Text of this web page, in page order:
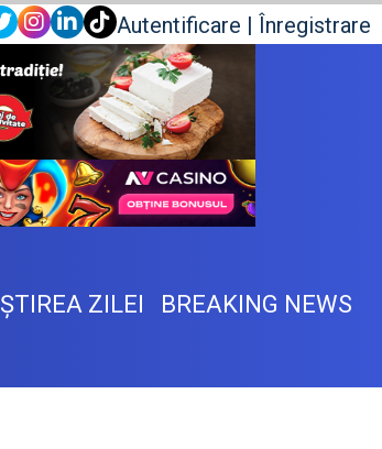
Autentificare | Înregistrare
ŞTIREA ZILEI BREAKING NEWS